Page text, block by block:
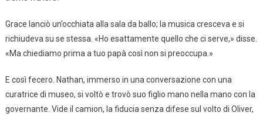
Grace lanciò un’occhiata alla sala da ballo; la musica cresceva e si
richiudeva su se stessa. «Ho esattamente quello che ci serve,» disse.
«Ma chiediamo prima a tuo papà così non si preoccupa.»
E così fecero. Nathan, immerso in una conversazione con una
curatrice di museo, si voltò e trovò suo figlio mano nella mano con la
governante. Vide il camion, la fiducia senza difese sul volto di Oliver,